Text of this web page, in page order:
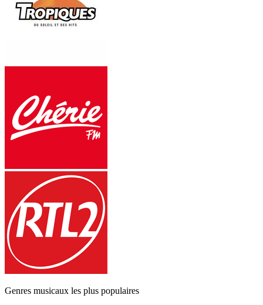
Genres musicaux les plus populaires